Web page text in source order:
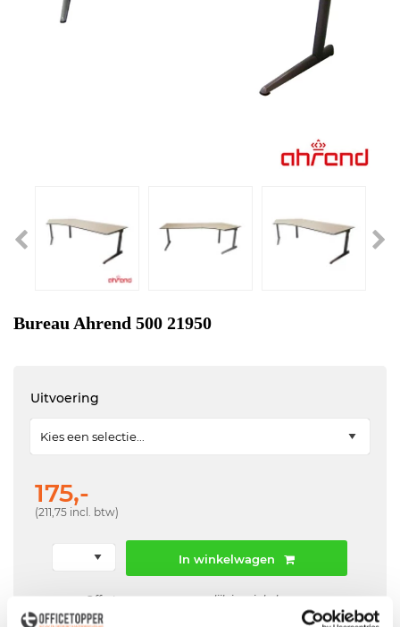
Bureau Ahrend 500 21950
Uitvoering
175,-
(211,75 incl. btw)
In winkelwagen
Offerte aanvraag mogelijk in winkelwagen